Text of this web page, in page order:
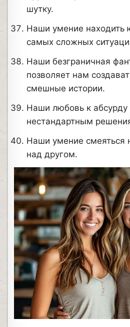
шутку.
Наши умение
самых сложных
Наши безграничная
позволяет нам
смешные истории.
Наши любовь к абсурду
нестандартным
Наши умение смеяться
над другом.